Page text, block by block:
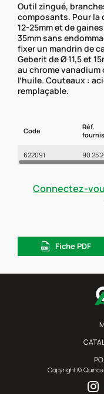
Outil zingué,
composants. Pour la
12-25mm et de
35mm sans
fixer un mandrin de
Geberit de Ø 11,5 et
au chrome
l’huile. Couteaux :
remplaçable.
Code
Réf.
622091 90 25
Connectez-
Fiche PDF
Copyright ©